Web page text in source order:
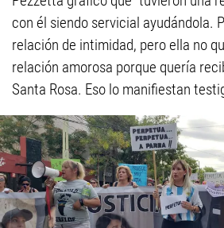
con él siendo servicial ayudándola.
relación de intimidad, pero ella no
relación amorosa porque quería
Santa Rosa. Eso lo manifiestan